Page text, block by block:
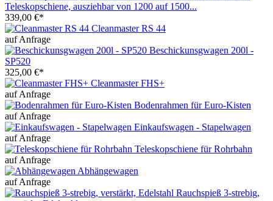
Teleskopschiene, ausziehbar von 1200 auf 1500...
339,00 €*
Cleanmaster RS 44
auf Anfrage
Beschickunsgwagen 200l -
SP520
325,00 €*
Cleanmaster FHS+
auf Anfrage
Bodenrahmen für Euro-Kisten
auf Anfrage
Einkaufswagen - Stapelwagen
auf Anfrage
Teleskopschiene für Rohrbahn
auf Anfrage
Abhängewagen
auf Anfrage
Rauchspieß 3-strebig,